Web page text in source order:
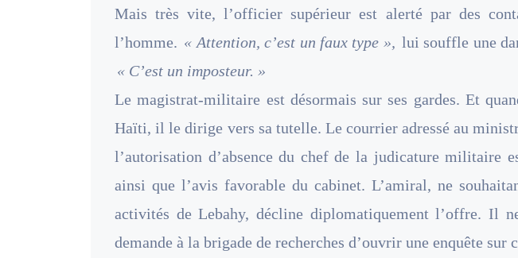
Mais très vite, l’officier supérieur est alerté par des
l’homme. « Attention, c’est un faux type », lui souffle une
« C’est un imposteur. »
Le magistrat-militaire est désormais sur ses gardes. Et
Haïti, il le dirige vers sa tutelle. Le courrier adressé au
l’autorisation d’absence du chef de la judicature militaire
ainsi que l’avis favorable du cabinet. L’amiral, ne
activités de Lebahy, décline diplomatiquement l’offre. Il
demande à la brigade de recherches d’ouvrir une enquête sur